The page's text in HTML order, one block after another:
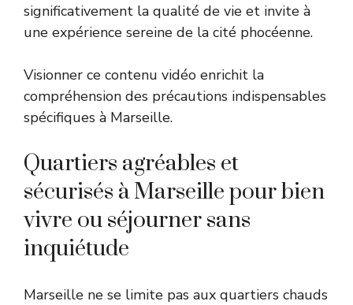
significativement la qualité de vie et invite à
une expérience sereine de la cité phocéenne.
Visionner ce contenu vidéo enrichit la
compréhension des précautions indispensables
spécifiques à Marseille.
Quartiers agréables et
sécurisés à Marseille pour bien
vivre ou séjourner sans
inquiétude
Marseille ne se limite pas aux quartiers chauds